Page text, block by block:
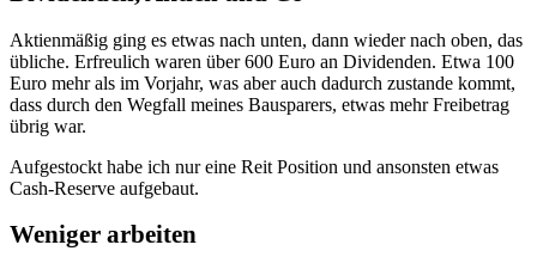
Aktienmäßig ging es etwas nach unten, dann wieder nach oben, das
übliche. Erfreulich waren über 600 Euro an Dividenden. Etwa 100
Euro mehr als im Vorjahr, was aber auch dadurch zustande kommt,
dass durch den Wegfall meines Bausparers, etwas mehr Freibetrag
übrig war.
Aufgestockt habe ich nur eine Reit Position und ansonsten etwas
Cash-Reserve aufgebaut.
Weniger arbeiten